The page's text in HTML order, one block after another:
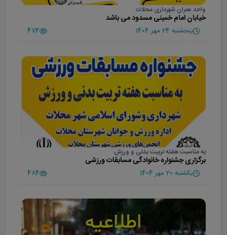
واحد عمران شهرداری محلات
خیابان امام خمینی مسدود می باشد
پنجشنبه 24 مهر 1404 474
به مناسبت هفته تربیت بدنی و ورزش
برگزاری جشنواره خانوادگی مسابقات ورزشی
یکشنبه 20 مهر 1404 484